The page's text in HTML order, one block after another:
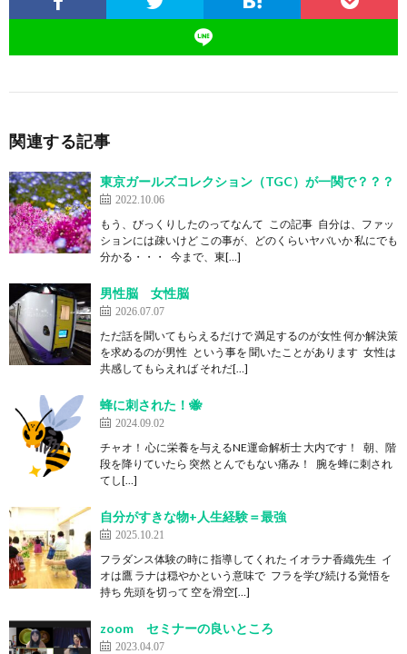
関連する記事
東京ガールズコレクション（TGC）が一関で？？？
2022.10.06
もう、びっくりしたのってなんて この記事 自分は、ファッ
ションには疎いけど この事が、どのくらいヤバいか 私にでも
分かる・・・ 今まで、東[…]
男性脳 女性脳
2026.07.07
ただ話を聞いてもらえるだけで 満足するのが女性 何か解決策
を求めるのが男性 という事を 聞いたことがあります 女性は
共感してもらえれば それだ[…]
蜂に刺された！🐝
2024.09.02
チャオ！ 心に栄養を与えるNE運命解析士 大内です！ 朝、階
段を降りていたら 突然 とんでもない痛み！ 腕を蜂に刺され
てし[…]
自分がすきな物+人生経験＝最強
2025.10.21
フラダンス体験の時に 指導してくれた イオラナ香織先生 イ
オは鷹 ラナは穏やかという意味で フラを学び続ける覚悟を
持ち 先頭を切って 空を滑空[…]
zoom セミナーの良いところ
2023.04.07